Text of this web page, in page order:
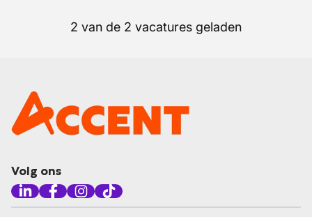
2 van de 2 vacatures geladen
Volg ons